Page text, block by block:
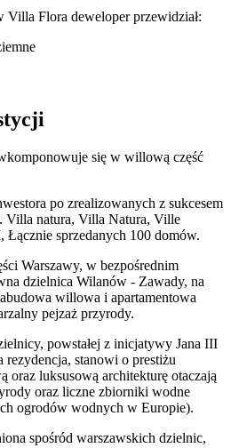
Villa Flora deweloper przewidział:
się w willową część
po zrealizowanych z sukcesem
Villa natura, Villa Natura, Ville
sprzedanych 100 domów.
Warszawy, w bezpośrednim
dzielnica Wilanów - Zawady, na
willowa i apartamentowa
pejzaż przyrody.
powstałej z inicjatywy Jana III
rezydencja, stanowi o prestiżu
oraz luksusową architekturę otaczają
oraz liczne zbiorniki wodne
ogrodów wodnych w Europie).
spośród warszawskich dzielnic,